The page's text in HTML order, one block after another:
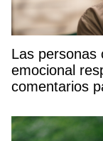
Las personas
emocional
comentarios